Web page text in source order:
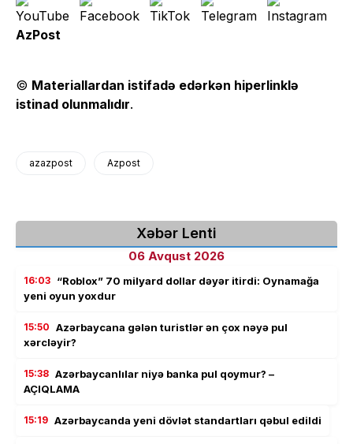
AzPost
© Materiallardan istifadə edərkən hiperlinklə
istinad olunmalıdır.
azazpost Azpost
Xəbər Lenti
06 Avqust 2026
16:03 “Roblox” 70 milyard dollar dəyər itirdi: Oynamağa
yeni oyun yoxdur
15:50 Azərbaycana gələn turistlər ən çox nəyə pul
xərcləyir?
15:38 Azərbaycanlılar niyə banka pul qoymur? –
AÇIQLAMA
15:19 Azərbaycanda yeni dövlət standartları qəbul edildi